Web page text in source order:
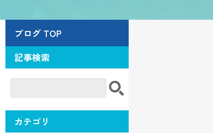
ブログ TOP
記事検索
カテゴリ